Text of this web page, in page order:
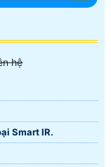
hệ
Smart IR.